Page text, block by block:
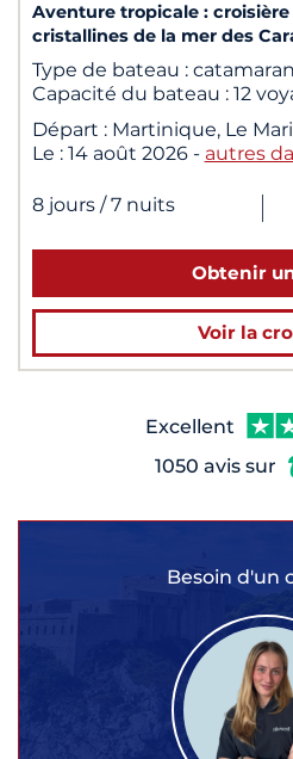
Aventure tropicale : croisière
cristallines de la mer des
Type de bateau : catamaran
Capacité du bateau : 12
Départ : Martinique, Le
Le : 14 août 2026 - autres
8 jours / 7 nuits |
Obtenir
Voir la
Excellent
1050 avis sur
Besoin d'un